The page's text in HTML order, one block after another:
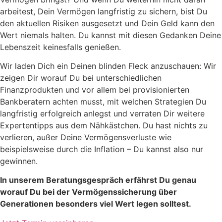
arbeitest, Dein Vermögen langfristig zu sichern, bist Du
den aktuellen Risiken ausgesetzt und Dein Geld kann den
Wert niemals halten. Du kannst mit diesen Gedanken Deine
Lebenszeit keinesfalls genießen.
Wir laden Dich ein Deinen blinden Fleck anzuschauen: Wir
zeigen Dir worauf Du bei unterschiedlichen
Finanzprodukten und vor allem bei provisionierten
Bankberatern achten musst, mit welchen Strategien Du
langfristig erfolgreich anlegst und verraten Dir weitere
Expertentipps aus dem Nähkästchen. Du hast nichts zu
verlieren, außer Deine Vermögensverluste wie
beispielsweise durch die Inflation – Du kannst also nur
gewinnen.
In unserem Beratungsgespräch erfährst Du genau
worauf Du bei der Vermögenssicherung über
Generationen besonders viel Wert legen solltest.